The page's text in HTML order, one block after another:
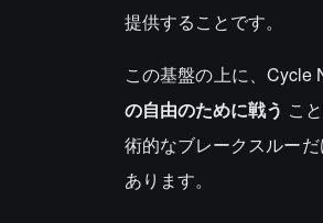
提供することです。
この基盤の上に、Cycle
の自由のために戦う こ
術的なブレークスルー
あります。